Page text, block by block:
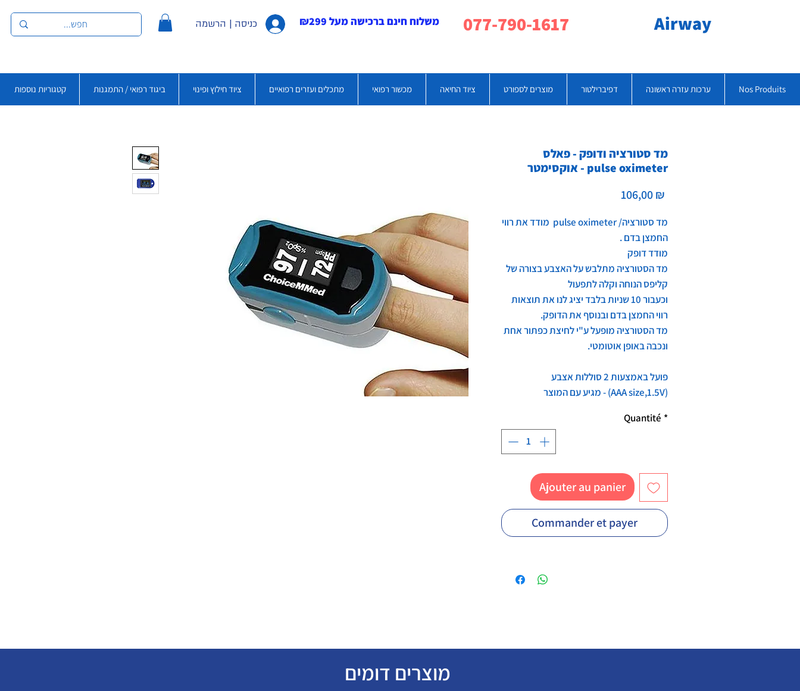
כניסה | הרשמה משלוח חינם ברכישה מעל ₪299 Airway
Nos Produits ערכות עזרה ראשונה דפיברילטור מוצרים לספורט ציוד החיאה מכשור רפואי מתכלים ועזרים רפואיים ציוד חילוץ ופינוי ביגוד רפואי / התמגנות קטגוריות נוספות
מד סטורציה ודופק - פאלס
אוקסימטר - pulse oximeter
106,00 ₪
מד סטורציה/ pulse oximeter מודד את רווי
החמצן בדם .
מודד דופק
מד הסטורציה מתלבש על האצבע בצורה של
קליפס הנוחה וקלה לתפעול
וכעבור 10 שניות בלבד יציג לנו את תוצאות
רווי החמצן בדם ובנוסף את הדופק.
מד הסטורציה מופעל ע"י לחיצת כפתור אחת
ונכבה באופן אוטומטי.
פועל באמצעות 2 סוללות אצבע
(AAA size,1.5V) - מגיע עם המוצר
Quantité *
Ajouter au panier
Commander et payer
מוצרים דומים